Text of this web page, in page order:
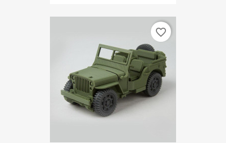
favorite_border